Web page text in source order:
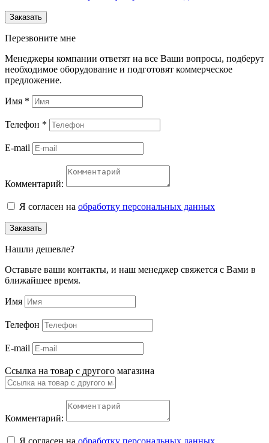
Заказать
Перезвоните мне
Менеджеры компании ответят на все Ваши вопросы, подберут
необходимое оборудование и подготовят коммерческое
предложение.
Имя *
Телефон *
E-mail
Комментарий:
Я согласен на обработку персональных данных
Заказать
Нашли дешевле?
Оставьте ваши контакты, и наш менеджер свяжется с Вами в
ближайшее время.
Имя
Телефон
E-mail
Ссылка на товар с другого магазина
Комментарий:
Я согласен на обработку персональных данных